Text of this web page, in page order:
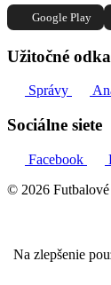
Google Play
Užitočné
Správy
Sociálne siete
Facebook
© 2026 Futbalové
Na zlepšenie